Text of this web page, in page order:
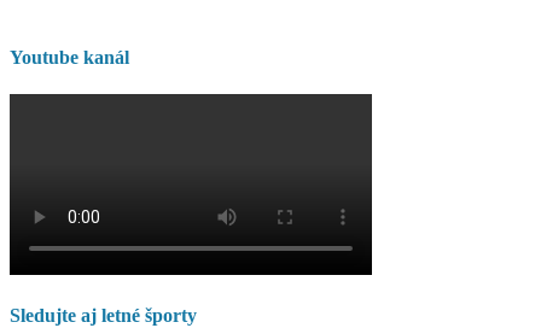
Youtube kanál
Sledujte aj letné športy